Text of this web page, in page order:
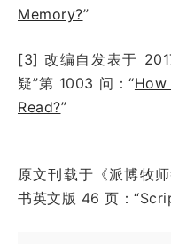
Memory?”
[3] 改编自发表于
疑”第 1003 问：“How
Read?”
原文刊载于《派博牧
书英文版 46 页：